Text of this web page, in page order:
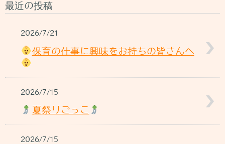
最近の投稿
2026/7/21
保育の仕事に興味をお持ちの皆さんへ
2026/7/15
夏祭りごっこ
2026/7/15